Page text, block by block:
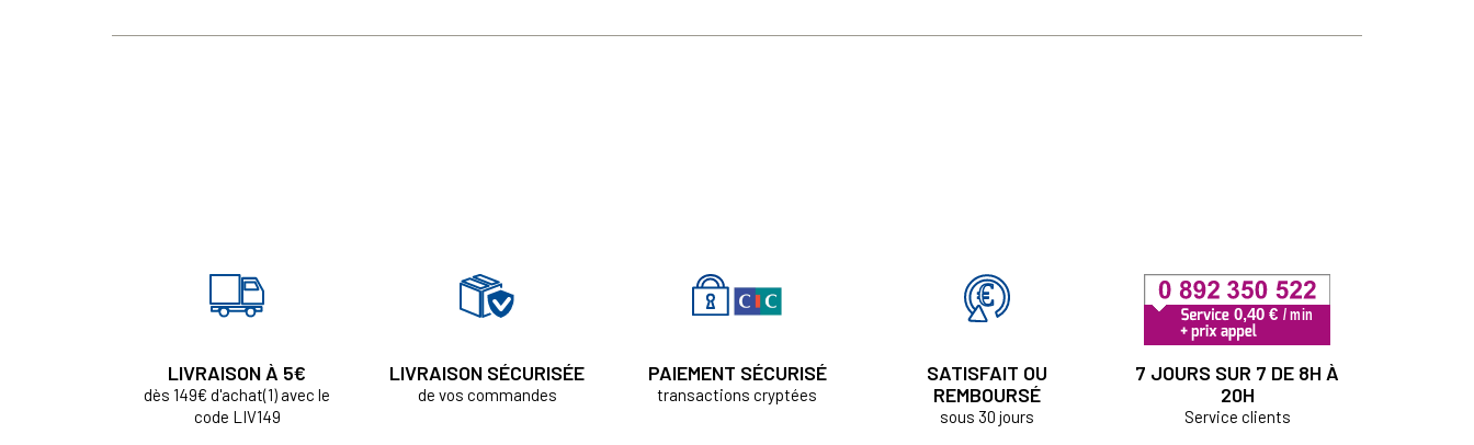
LIVRAISON À 5€
dès 149€ d'achat(1) avec le
code LIV149
LIVRAISON SÉCURISÉE
de vos commandes
PAIEMENT SÉCURISÉ
transactions cryptées
SATISFAIT OU
REMBOURSÉ
sous 30 jours
7 JOURS SUR 7 DE 8H À
20H
Service clients